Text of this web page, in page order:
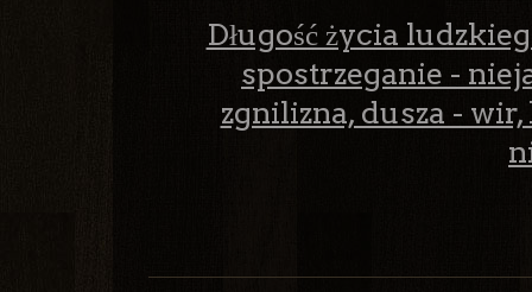
Długość życia
spostrzeganie -
zgnilizna, dusza - wir,